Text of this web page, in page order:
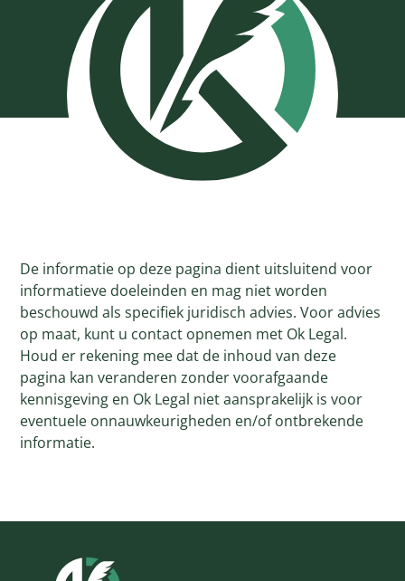
De informatie op deze pagina dient uitsluitend voor
informatieve doeleinden en mag niet worden
beschouwd als specifiek juridisch advies. Voor advies
op maat, kunt u contact opnemen met Ok Legal.
Houd er rekening mee dat de inhoud van deze
pagina kan veranderen zonder voorafgaande
kennisgeving en Ok Legal niet aansprakelijk is voor
eventuele onnauwkeurigheden en/of ontbrekende
informatie.